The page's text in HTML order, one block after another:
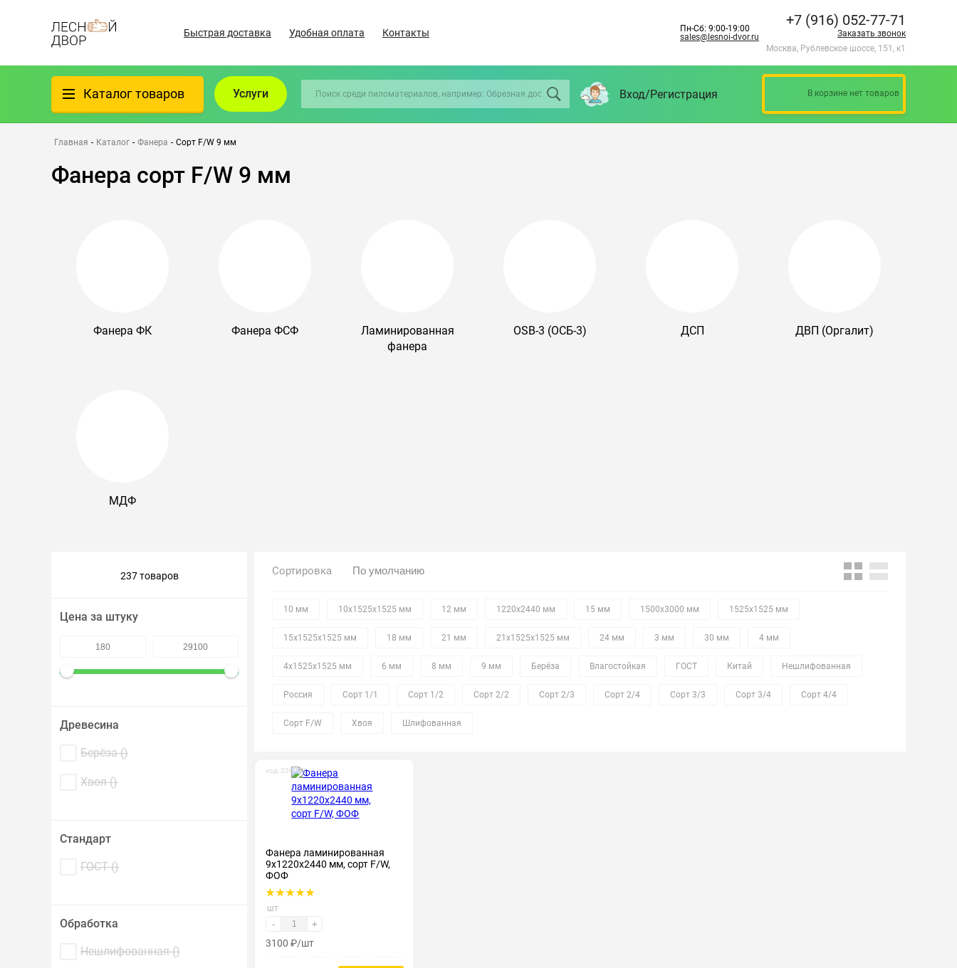
Быстрая доставка Удобная оплата Контакты
Пн-Сб: 9:00-19:00
sales@lesnoi-dvor.ru
+7 (916) 052-77-71
Заказать звонок
Москва, Рублевское шоссе, 151, к1
Каталог товаров
Фанера
Пиломатериалы
Крепеж и метизы
Услуги Вход/Регистрация В корзине нет товаров
Главная - Каталог - Фанера - Сорт F/W 9 мм
Фанера сорт F/W 9 мм
Фанера ФК Фанера ФСФ
Ламинированная
фанера
OSB-3 (ОСБ-3) ДСП ДВП (Оргалит)
МДФ
237 товаров
Цена за штуку
Древесина
Берёза ()
Хвоя ()
Стандарт
ГОСТ ()
Обработка
Нешлифованная ()
Сортировка
10 мм 10х1525х1525 мм 12 мм 1220х2440 мм 15 мм 1500х3000 мм 1525х1525 мм
15х1525х1525 мм 18 мм 21 мм 21х1525х1525 мм 24 мм 3 мм 30 мм 4 мм
4х1525х1525 мм 6 мм 8 мм 9 мм Берёза Влагостойкая ГОСТ Китай Нешлифованная
Россия Сорт 1/1 Сорт 1/2 Сорт 2/2 Сорт 2/3 Сорт 2/4 Сорт 3/3 Сорт 3/4 Сорт 4/4
Сорт F/W Хвоя Шлифованная
код: 230028
Фанера ламинированная
9х1220х2440 мм, сорт F/W,
ФОФ
шт
- +
3100 ₽/шт